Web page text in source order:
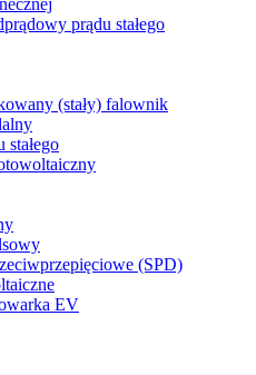
prądu stałego
(stały) falownik
stałego
(SPD)
EV